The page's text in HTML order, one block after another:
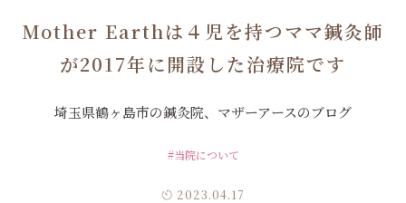
Mother Earthは４児を持つママ鍼灸師
が2017年に開設した治療院です
埼玉県鶴ヶ島市の鍼灸院、マザーアースのブログ
#当院について
2023.04.17